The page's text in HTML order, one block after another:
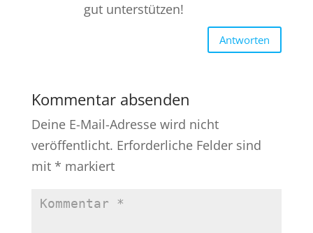
gut unterstützen!
Antworten
Kommentar absenden
Deine E-Mail-Adresse wird nicht
veröffentlicht. Erforderliche Felder sind
mit * markiert